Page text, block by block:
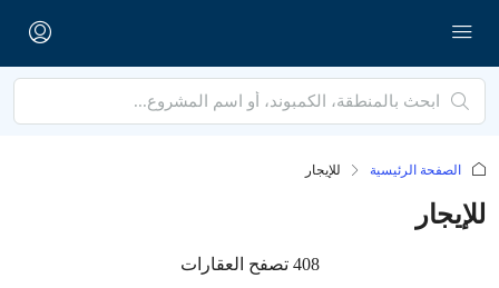
الصفحة الرئيسية للإيجار
للإيجار
408 تصفح العقارات